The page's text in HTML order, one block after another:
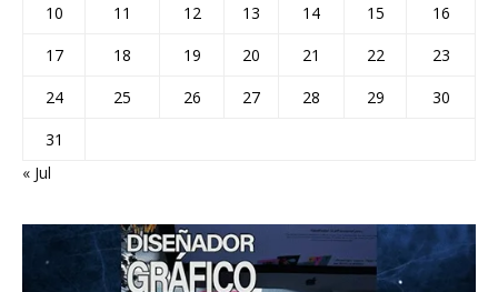
10
11 12 13 14 15
16
17
18 19 20 21 22
23
24
25 26 27 28 29
30
31
« Jul